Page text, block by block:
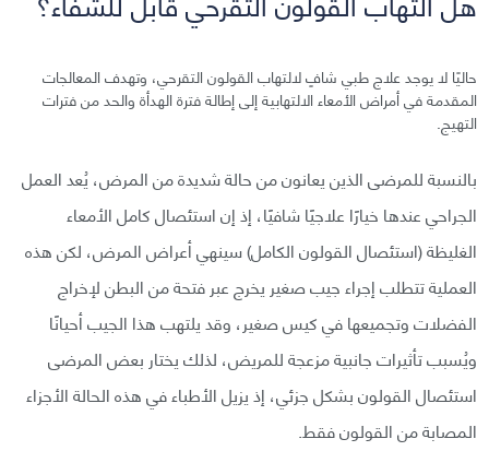
حاليًا لا يوجد علاج طبي شافٍ لالتهاب القولون التقرحي، وتهدف المعالجات
المقدمة في أمراض الأمعاء الالتهابية إلى إطالة فترة الهدأة والحد من فترات
التهيج.
بالنسبة للمرضى الذين يعانون من حالة شديدة من المرض، يُعد العمل
الجراحي عندها خيارًا علاجيًا شافيًا، إذ إن استئصال كامل الأمعاء
الغليظة (استئصال القولون الكامل) سينهي أعراض المرض، لكن هذه
العملية تتطلب إجراء جيب صغير يخرج عبر فتحة من البطن لإخراج
الفضلات وتجميعها في كيس صغير، وقد يلتهب هذا الجيب أحيانًا
ويُسبب تأثيرات جانبية مزعجة للمريض، لذلك يختار بعض المرضى
استئصال القولون بشكل جزئي، إذ يزيل الأطباء في هذه الحالة الأجزاء
المصابة من القولون فقط.